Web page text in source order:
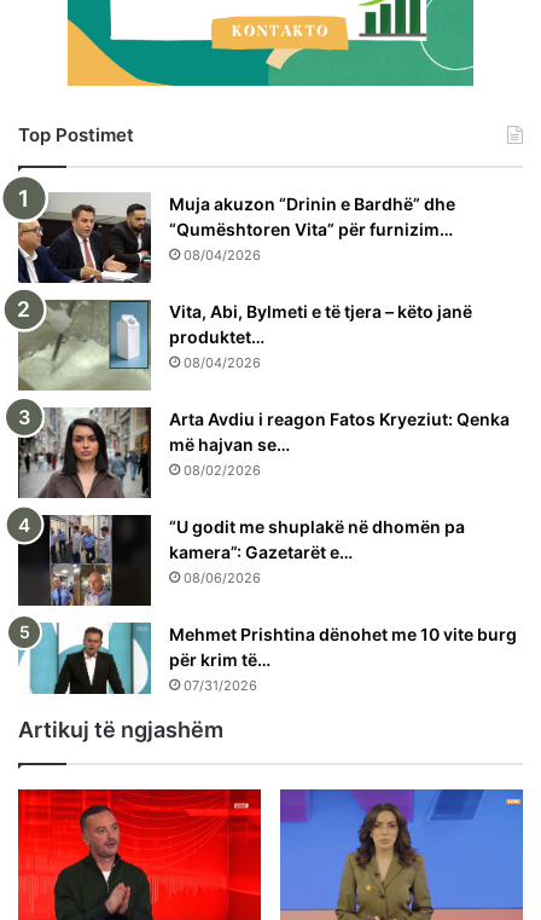
Top Postimet
Muja akuzon “Drinin e Bardhë” dhe
“Qumështoren Vita” për furnizim…
08/04/2026
Vita, Abi, Bylmeti e të tjera – këto janë
produktet…
08/04/2026
Arta Avdiu i reagon Fatos Kryeziut: Qenka
më hajvan se…
08/02/2026
“U godit me shuplakë në dhomën pa
kamera”: Gazetarët e…
08/06/2026
Mehmet Prishtina dënohet me 10 vite burg
për krim të…
07/31/2026
Artikuj të ngjashëm